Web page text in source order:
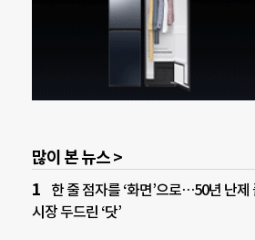
많이 본 뉴스 >
한 줄 점자를 ‘화면’으로…50년 난제
시장 두드린 ‘닷’